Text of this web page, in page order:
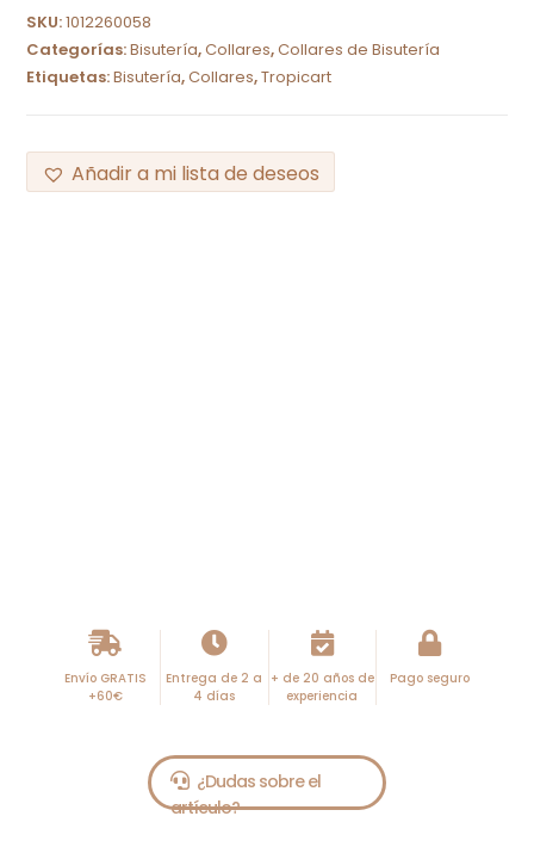
SKU:1012260058
Categorías:Bisutería,Collares,Collares de Bisutería
Etiquetas:Bisutería,Collares,Tropicart
Añadir a mi lista de deseos
Envío GRATIS
+60€
Entrega de 2 a
4 días
+ de 20 años de
experiencia
Pago seguro